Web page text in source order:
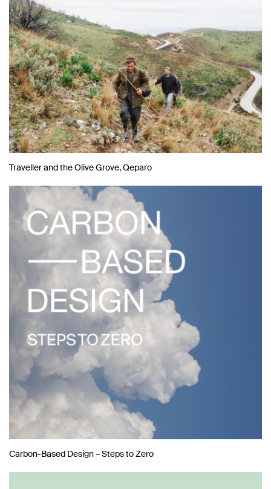
Traveller and the Olive Grove, Qeparo
Carbon-Based Design – Steps to Zero